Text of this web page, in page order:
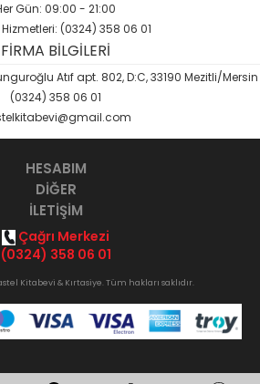
Gün: 09:00 - 21:00
(0324) 358 06 01
FİRMA BİLGİLERİ
Atıf apt. 802, D:C, 33190 Mezitli/Mersin
(0324) 358 06 01
HESABIM
DİĞER
İLETİŞİM
Çağrı Merkezi
(0324) 358 06 01
Kitabevi & Kırtasiye. Tüm hakları saklıdır.
Yazılımı ile hazırlanmıştır.